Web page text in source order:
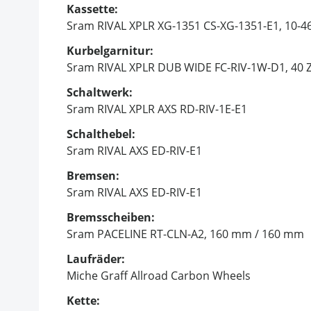
Kassette:
Sram RIVAL XPLR XG-1351 CS-XG-1351-E1, 10-
Kurbelgarnitur:
Sram RIVAL XPLR DUB WIDE FC-RIV-1W-D1, 40
Schaltwerk:
Sram RIVAL XPLR AXS RD-RIV-1E-E1
Schalthebel:
Sram RIVAL AXS ED-RIV-E1
Bremsen:
Sram RIVAL AXS ED-RIV-E1
Bremsscheiben:
Sram PACELINE RT-CLN-A2, 160 mm / 160 mm
Laufräder:
Miche Graff Allroad Carbon Wheels
Kette: